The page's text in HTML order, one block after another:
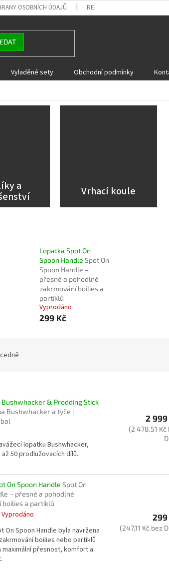
OSOBNÍCH ÚDAJŮ REKLAMACE A VRÁCENÍ ZBOŽÍ
Vyladěné sety Obchodní podmínky
a Vrhací koule
Lopatka Spot On
Spoon Handle Spot On
Spoon Handle –
přesné a pohodlné
zakrmování boilies a
partiklů
Vyprodáno
299 Kč
& Prodding Stick
Bushwhacker a tyče |
lopatku Bushwhacker,
50 prodlužovacích dílů.
2 999
(2 478,51 Kč
On Spoon Handle Spot On
– přesné a pohodlné
boilies a partiklů
Vyprodáno
On Spoon Handle byla navržena
boilies nebo partiklů
přesnost, komfort a
299
(247,11 Kč bez